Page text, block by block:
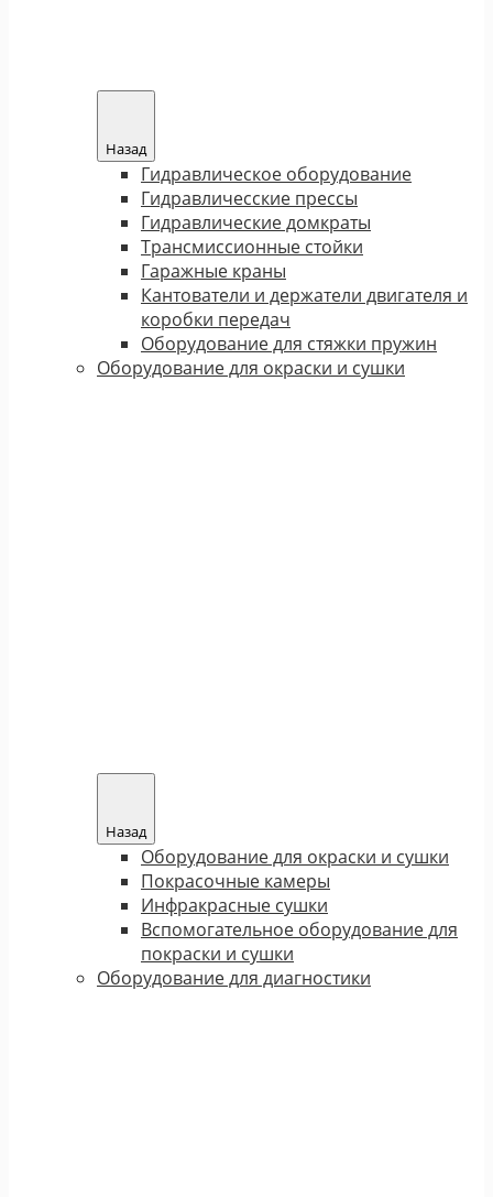
Назад
Гидравлическое оборудование
Гидравличесские прессы
Гидравлические домкраты
Трансмиссионные стойки
Гаражные краны
Кантователи и держатели двигателя и
коробки передач
Оборудование для стяжки пружин
Оборудование для окраски и сушки
Назад
Оборудование для окраски и сушки
Покрасочные камеры
Инфракрасные сушки
Вспомогательное оборудование для
покраски и сушки
Оборудование для диагностики